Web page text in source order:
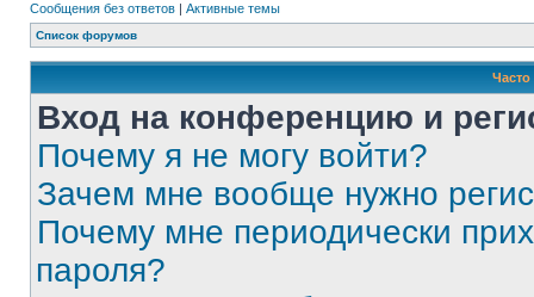
Сообщения без ответов | Активные темы
Список форумов
Вход на конференцию и
Почему я не могу войти?
Зачем мне вообще нужно
Почему мне периодически
пароля?